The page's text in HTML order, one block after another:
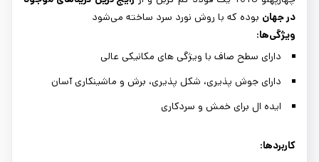
در جهان بوده که با روش نورد سرد ساخته می‌شود
ویژگی‌ها:
دارای سطح صاف با ویژگی های مکانیکی عالی
دارای جوش پذیری، شکل پذیری، برش و ماشینکاری آسان
ایده ال برای خمش و سردکاری
کاربردها: